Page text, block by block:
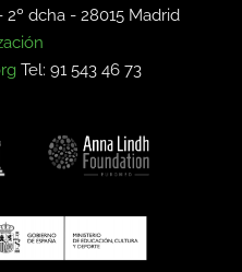
2º dcha -28015 Madrid
Tel: 91 543 46 73